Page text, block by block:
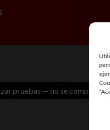
pruebas — no se